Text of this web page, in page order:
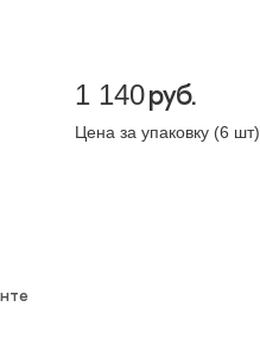
1 140руб.
Цена за упаковку (6 шт)